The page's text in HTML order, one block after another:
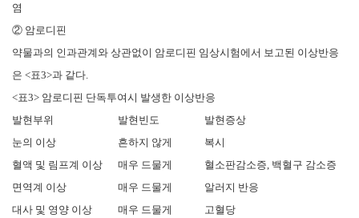
염
② 암로디핀
약물과의 인과관계와 상관없이 암로디핀 임상시험에서 보고된 이상반응
은 <표3>과 같다.
<표3> 암로디핀 단독투여시 발생한 이상반응
발현부위
발현빈도
발현증상
눈의 이상
흔하지 않게
복시
혈액 및 림프계 이상
매우 드물게
혈소판감소증, 백혈구 감소증
면역계 이상
매우 드물게
알러지 반응
대사 및 영양 이상
매우 드물게
고혈당